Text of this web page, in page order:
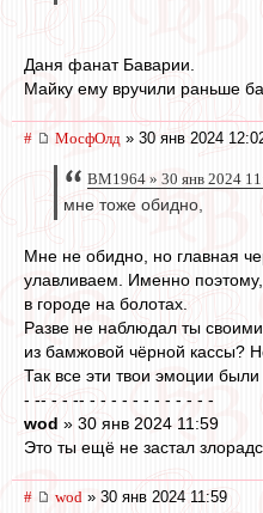
Даня фанат Баварии.
Майку ему вручили раньше
# МосфОлд » 30 янв 2024
BM1964 » 30 янв 2024
мне тоже обидно,
Мне не обидно, но главная
улавливаем. Именно
в городе на болотах.
Разве не наблюдал ты
из бамжовой чёрной кассы?
Так все эти твои эмоции
- -- - - -- - - - - - - - - - - - -
wod » 30 янв 2024 11:59
Это ты ещё не застал
# wod » 30 янв 2024 11:59